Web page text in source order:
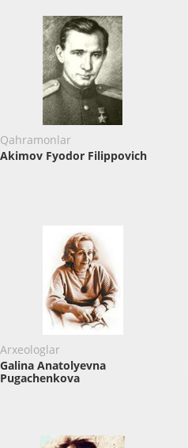
Qahramonlar
Akimov Fyodor Filippovich
Arxeologlar
Galina Anatolyevna
Pugachenkova